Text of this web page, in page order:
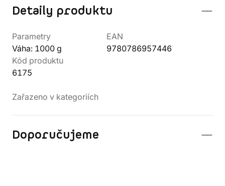
Detaily produktu
Parametry
Váha: 1000 g
EAN
9780786957446
Kód produktu
6175
Zařazeno v kategoriích
Doporučujeme